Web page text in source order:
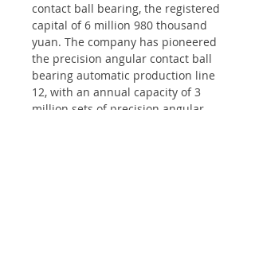
contact ball bearing, the registered
capital of 6 million 980 thousand
yuan. The company has pioneered
the precision angular contact ball
bearing automatic production line
12, with an annual capacity of 3
million sets of precision angular